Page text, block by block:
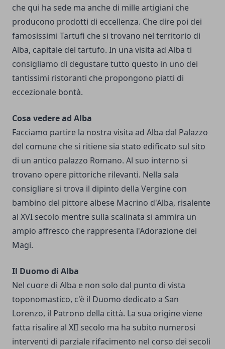
che qui ha sede ma anche di mille artigiani che
producono prodotti di eccellenza. Che dire poi dei
famosissimi Tartufi che si trovano nel territorio di
Alba, capitale del tartufo. In una visita ad Alba ti
consigliamo di degustare tutto questo in uno dei
tantissimi ristoranti che propongono piatti di
eccezionale bontà.
Cosa vedere ad Alba
Facciamo partire la nostra visita ad Alba dal Palazzo
del comune che si ritiene sia stato edificato sul sito
di un antico palazzo Romano. Al suo interno si
trovano opere pittoriche rilevanti. Nella sala
consigliare si trova il dipinto della Vergine con
bambino del pittore albese Macrino d'Alba, risalente
al XVI secolo mentre sulla scalinata si ammira un
ampio affresco che rappresenta l'Adorazione dei
Magi.
Il Duomo di Alba
Nel cuore di Alba e non solo dal punto di vista
toponomastico, c'è il Duomo dedicato a San
Lorenzo, il Patrono della città. La sua origine viene
fatta risalire al XII secolo ma ha subito numerosi
interventi di parziale rifacimento nel corso dei secoli